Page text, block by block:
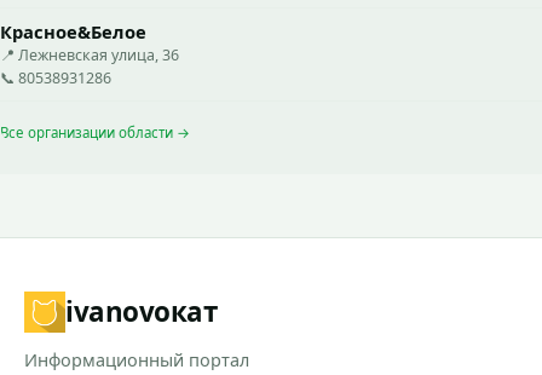
Красное&Белое
📍 Лежневская улица, 36
📞 80538931286
Все организации области →
ivanovoкат
Информационный портал